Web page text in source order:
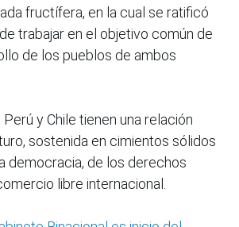
fructífera, en la cual se ratificó
trabajar en el objetivo común de
de los pueblos de ambos
y Chile tienen una relación
sostenida en cimientos sólidos
democracia, de los derechos
libre internacional.